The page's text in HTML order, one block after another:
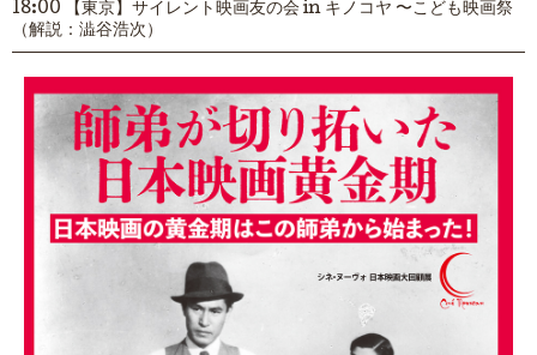
18:00 【東京】サイレント映画友の会 in キノコヤ 〜こども映画祭
（解説：澁谷浩次）